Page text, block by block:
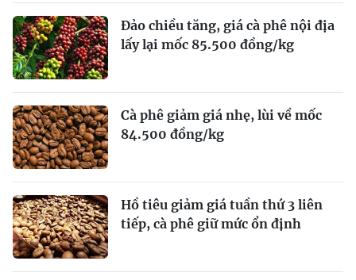
Đảo chiều tăng, giá cà phê nội địa
lấy lại mốc 85.500 đồng/kg
Cà phê giảm giá nhẹ, lùi về mốc
84.500 đồng/kg
Hồ tiêu giảm giá tuần thứ 3 liên
tiếp, cà phê giữ mức ổn định